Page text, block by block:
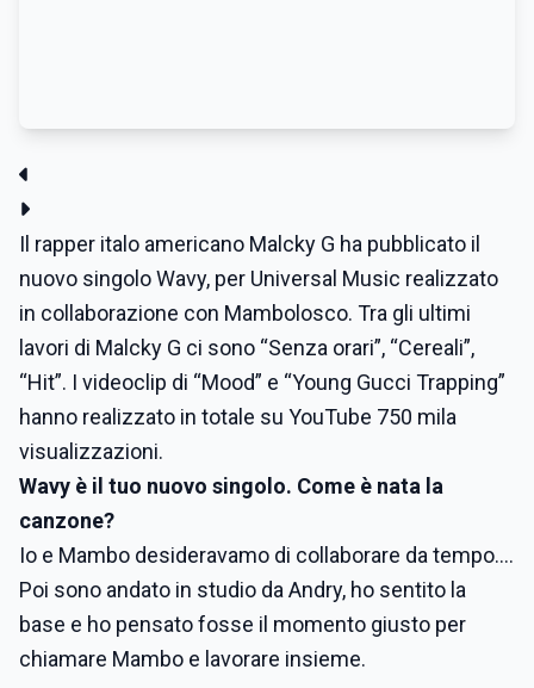
Il rapper italo americano Malcky G ha pubblicato il
nuovo singolo Wavy, per Universal Music realizzato
in collaborazione con Mambolosco. Tra gli ultimi
lavori di Malcky G ci sono “Senza orari”, “Cereali”,
“Hit”. I videoclip di “Mood” e “Young Gucci Trapping”
hanno realizzato in totale su YouTube 750 mila
visualizzazioni.
Wavy è il tuo nuovo singolo. Come è nata la
canzone?
Io e Mambo desideravamo di collaborare da tempo….
Poi sono andato in studio da Andry, ho sentito la
base e ho pensato fosse il momento giusto per
chiamare Mambo e lavorare insieme.